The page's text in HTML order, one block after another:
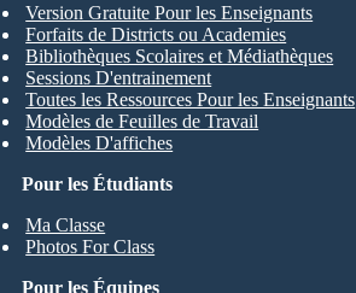
Pour les Étudiants
Ma Classe
Photos For Class
Version Gratuite Pour les Enseignants
Forfaits de Districts ou Academies
Bibliothèques Scolaires et Médiathèques
Sessions D'entrainement
Toutes les Ressources Pour les Enseignants
Modèles de Feuilles de Travail
Modèles D'affiches
Pour les Équipes